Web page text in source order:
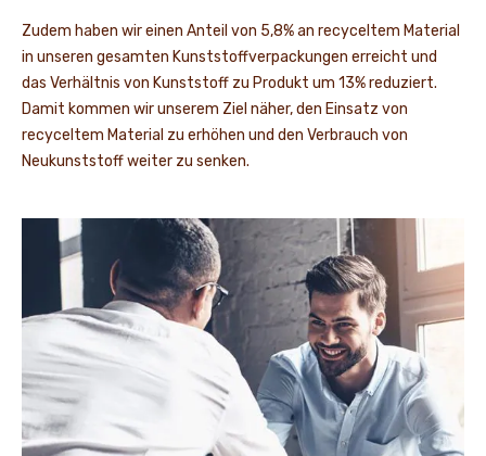
Zudem haben wir einen Anteil von 5,8% an recyceltem Material
in unseren gesamten Kunststoffverpackungen erreicht und
das Verhältnis von Kunststoff zu Produkt um 13% reduziert.
Damit kommen wir unserem Ziel näher, den Einsatz von
recyceltem Material zu erhöhen und den Verbrauch von
Neukunststoff weiter zu senken.